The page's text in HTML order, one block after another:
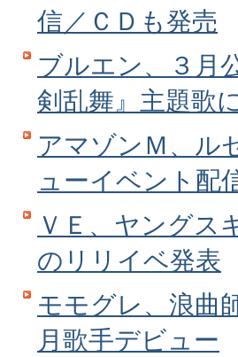
信／ＣＤも発売
ブルエン、３月
剣乱舞』主題歌
アマゾンＭ、ル
ューイベント配
ＶＥ、ヤングス
のリリイベ発表
モモグレ、浪曲
月歌手デビュー